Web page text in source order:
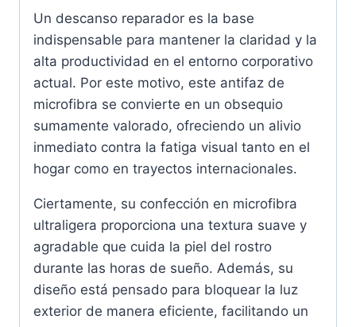
Un descanso reparador es la base
indispensable para mantener la claridad y la
alta productividad en el entorno corporativo
actual. Por este motivo, este antifaz de
microfibra se convierte en un obsequio
sumamente valorado, ofreciendo un alivio
inmediato contra la fatiga visual tanto en el
hogar como en trayectos internacionales.
Ciertamente, su confección en microfibra
ultraligera proporciona una textura suave y
agradable que cuida la piel del rostro
durante las horas de sueño. Además, su
diseño está pensado para bloquear la luz
exterior de manera eficiente, facilitando un